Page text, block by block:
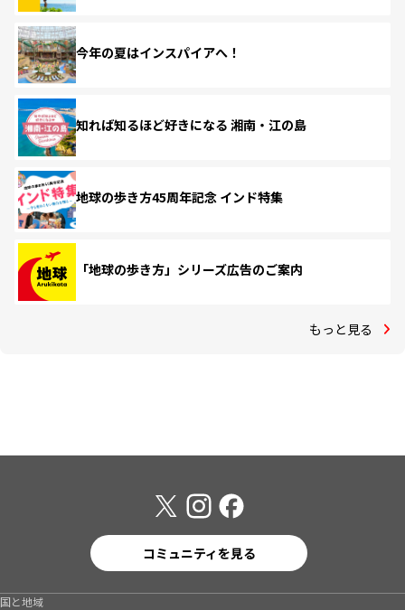
今年の夏はインスパイアへ！
知れば知るほど好きになる 湘南・江の島
地球の歩き方45周年記念 インド特集
「地球の歩き方」シリーズ広告のご案内
もっと見る
コミュニティを見る
国と地域